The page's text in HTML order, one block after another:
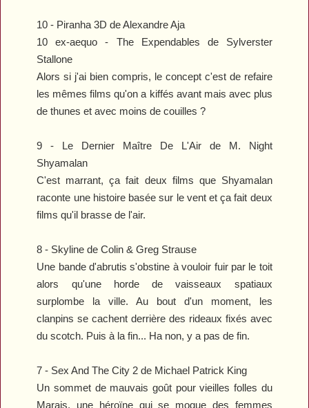
10 - Piranha 3D de Alexandre Aja
10 ex-aequo - The Expendables de Sylverster
Stallone
Alors si j'ai bien compris, le concept c'est de refaire
les mêmes films qu'on a kiffés avant mais avec plus
de thunes et avec moins de couilles ?
9 - Le Dernier Maître De L'Airde M. Night
Shyamalan
C'est marrant, ça fait deux films que Shyamalan
raconte une histoire basée sur le vent et ça fait deux
films qu'il brasse de l'air.
8 - Skyline de Colin & Greg Strause
Une bande d'abrutis s'obstine à vouloir fuir par le toit
alors qu'une horde de vaisseaux spatiaux
surplombe la ville. Au bout d'un moment, les
clanpins se cachent derrière des rideaux fixés avec
du scotch. Puis à la fin... Ha non, y a pas de fin.
7 - Sex And The City 2 de Michael Patrick King
Un sommet de mauvais goût pour vieilles folles du
Marais, une héroïne qui se moque des femmes